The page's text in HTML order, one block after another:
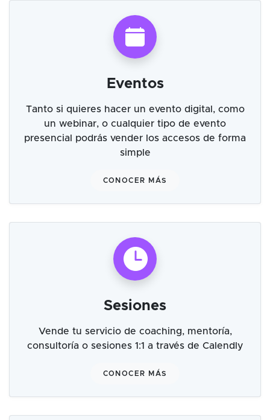
Eventos
Tanto si quieres hacer un evento digital, como
un webinar, o cualquier tipo de evento
presencial podrás vender los accesos de forma
simple
CONOCER MÁS
Sesiones
Vende tu servicio de coaching, mentoría,
consultoría o sesiones 1:1 a través de Calendly
CONOCER MÁS